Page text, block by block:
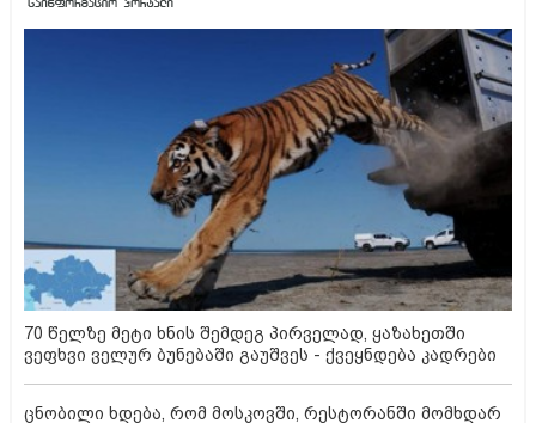
70 წელზე მეტი ხნის შემდეგ პირველად, ყაზახეთში
ვეფხვი ველურ ბუნებაში გაუშვეს - ქვეყნდება კადრები
ცნობილი ხდება, რომ მოსკოვში, რესტორანში მომხდარ